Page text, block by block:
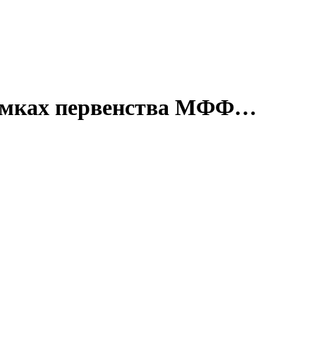
первенства МФФ…